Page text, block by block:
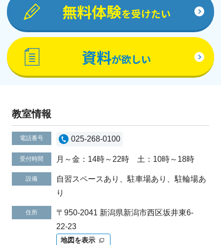
無料体験を受けたい
資料が欲しい
教室情報
電話番号 025-268-0100
受付時間 月～金：14時～22時 土：10時～18時
設備
自習スペースあり、駐車場あり、駐輪場あ
り
住所
〒950-2041 新潟県新潟市西区坂井東6-
22-23
地図を表示